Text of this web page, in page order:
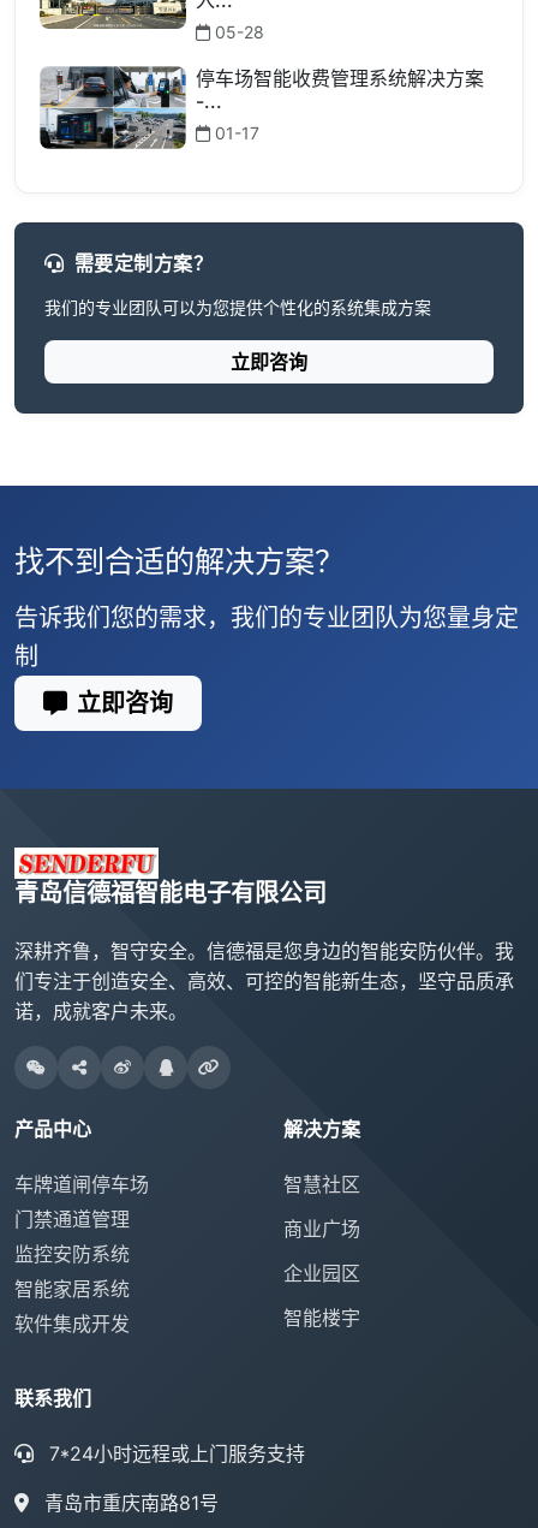
05-28
停车场智能收费管理系统解决方案
-...
01-17
需要定制方案？
我们的专业团队可以为您提供个性化的系统集成方案
立即咨询
找不到合适的解决方案？
告诉我们您的需求，我们的专业团队为您量身定
制
立即咨询
青岛信德福智能电子有限公司
深耕齐鲁，智守安全。信德福是您身边的智能安防伙伴。我
们专注于创造安全、高效、可控的智能新生态，坚守品质承
诺，成就客户未来。
产品中心
车牌道闸停车场
门禁通道管理
监控安防系统
智能家居系统
软件集成开发
解决方案
智慧社区
商业广场
企业园区
智能楼宇
联系我们
7*24小时远程或上门服务支持
青岛市重庆南路81号